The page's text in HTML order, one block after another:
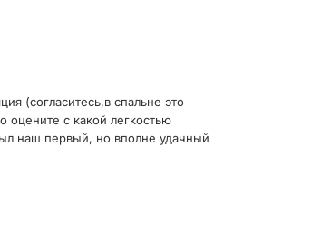
(согласитесь,в спальне это
оцените с какой легкостью
наш первый, но вполне удачный